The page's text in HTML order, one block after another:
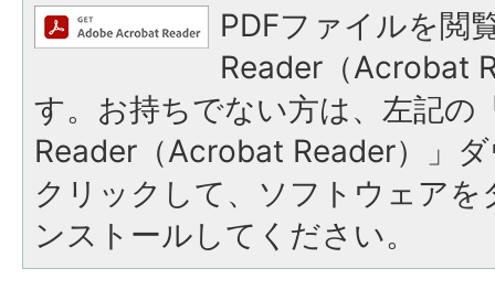
PDFファイルを閲
Reader（Acrobat
す。お持ちでない方は、左記の
Reader（Acrobat Reader）」
クリックして、ソフトウェア
ンストールしてください。